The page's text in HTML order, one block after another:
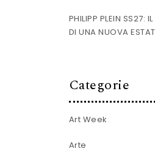
PHILIPP PLEIN SS27:
DI UNA NUOVA
Categorie
Art Week
Arte